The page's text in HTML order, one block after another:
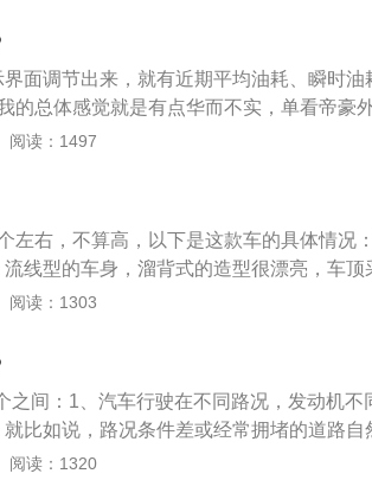
习惯所决定的；3、首先不是要考虑车的油
本身的故障，调出平均时速来找一找问题
能作为参考。
面调节出来，就有近期平均油耗、瞬时油
的总体感觉就是有点华而不实，单看帝豪
试驾一下之后才觉得它的动力很欠缺，连
也就没打算买它了。后来我去试驾了一下
车很皮实；3、内饰做工很精致，还有很多
音系统，可实现人机对话，导航，打电话
技感。350这车性价比不错，我个人感觉
阅读：1497
左右，不算高，以下是这款车的具体情况：
线型的车身，溜背式的造型很漂亮，车顶
欢；2、整车颜值是相当的高，相信很多人
体内饰材质非常好，做工也很精细，车内到
觉很是满意。中控台和车门的衬板摸起来
感觉，另外整车内饰很注重科技感的融入
喜欢！车内乘用空间足够用，后排也很宽
副驾驶位，还是在后排乘坐。都没有丝毫
阅读：1303
之间：1、汽车行驶在不同路况，发动机不
比如说，路况条件差或经常拥堵的道路自
而经济车速在60-90km\/h，所以经常跑高
阅读：1320